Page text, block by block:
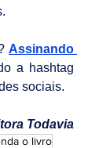
Assinando
sociais.
Todavia
o livro